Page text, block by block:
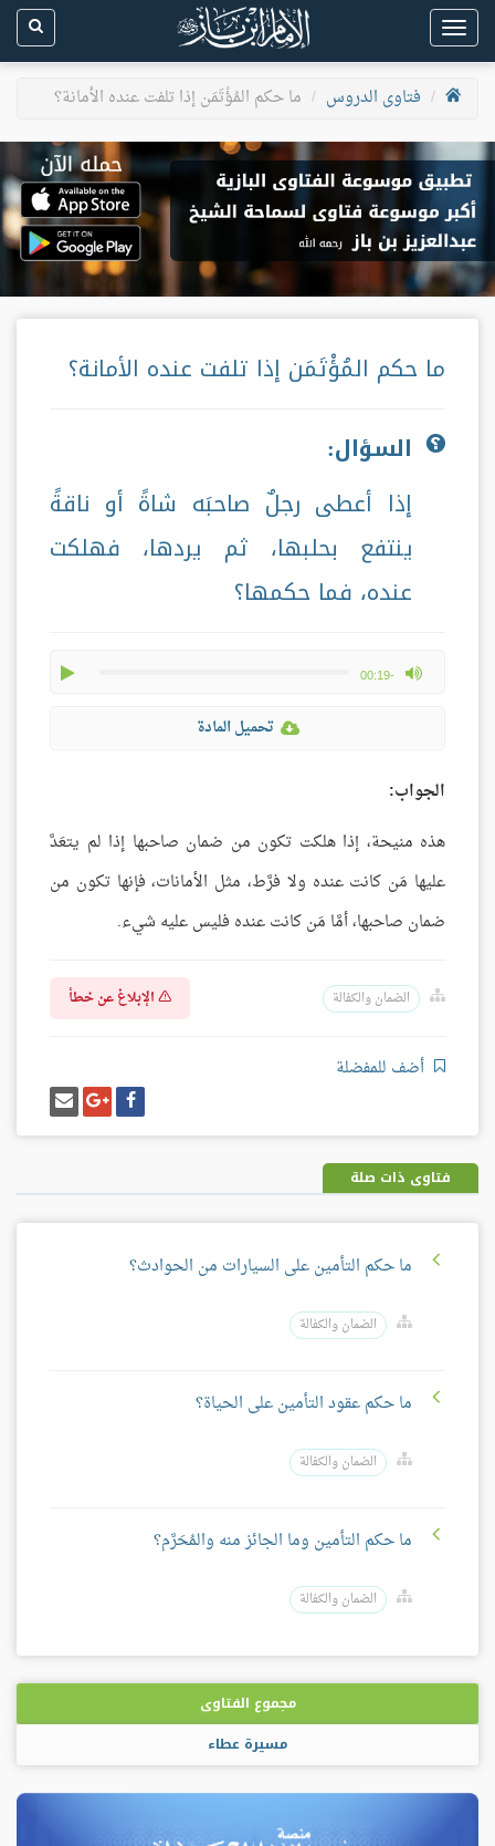
Toggle
navigation
فتاوى الدروس
ما حكم المُؤْتَمَن إذا تلفت عنده الأمانة؟
ما حكم المُؤْتَمَن إذا تلفت عنده الأمانة؟
السؤال:
إذا أعطى رجلٌ صاحبَه شاةً أو ناقةً
ينتفع بحلبها، ثم يردها، فهلكت
عنده، فما حكمها؟
-00:19
max volume
تحميل المادة
الجواب:
هذه منيحة، إذا هلكت تكون من ضمان صاحبها إذا لم يتعَدَّ
عليها مَن كانت عنده ولا فرَّط، مثل الأمانات، فإنها تكون من
ضمان صاحبها، أمَّا مَن كانت عنده فليس عليه شيء.
الضمان والكفالة الإبلاغ عن خطأ
أضف للمفضلة
شارك
على
فيسبوك
شارك
على
غوغل
بلس
إرسل
إيميل
فتاوى ذات صلة
ما حكم التأمين على السيارات من الحوادث؟
الضمان والكفالة
ما حكم عقود التأمين على الحياة؟
الضمان والكفالة
ما حكم التأمين وما الجائز منه والمُحَرَّم؟
الضمان والكفالة
مجموع الفتاوى
مسيرة عطاء